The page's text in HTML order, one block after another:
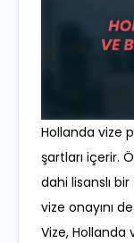
Hollanda vize
şartları içerir.
dahi lisanslı
vize onayını
Vize, Hollanda